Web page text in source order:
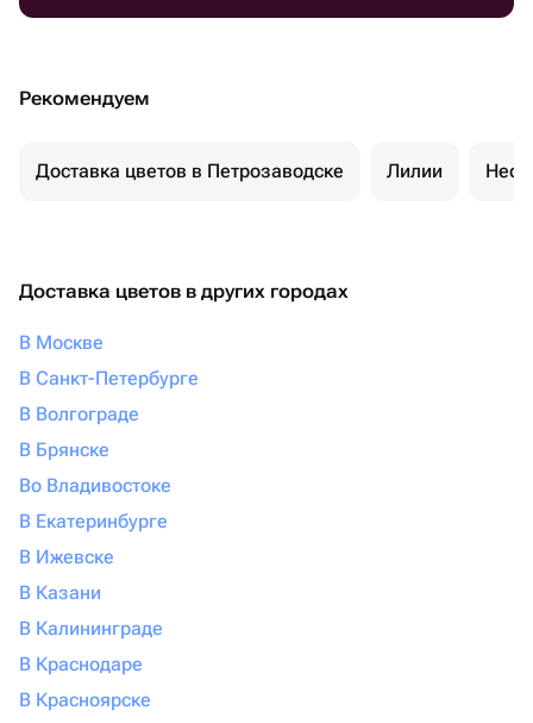
Рекомендуем
Доставка цветов в Петрозаводске Лилии
Доставка цветов в других городах
В Москве
В Санкт-Петербурге
В Волгограде
В Брянске
Во Владивостоке
В Екатеринбурге
В Ижевске
В Казани
В Калининграде
В Краснодаре
В Красноярске